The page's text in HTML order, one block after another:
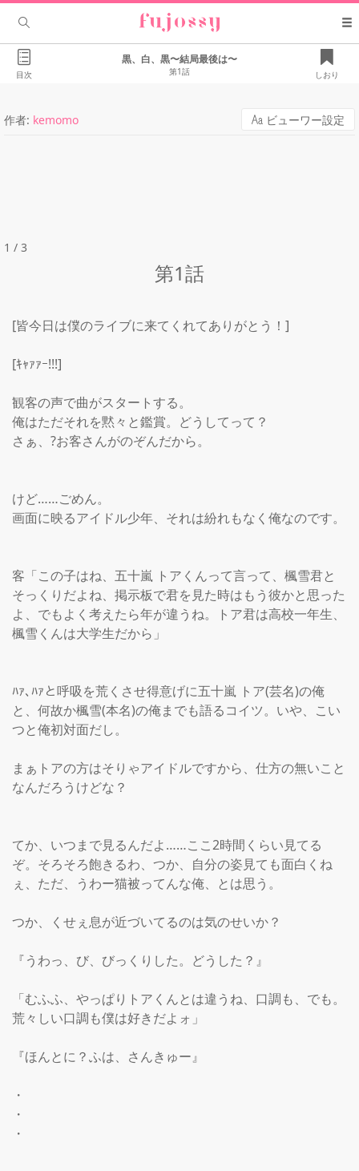
目次
黒、白、黒〜結局最後は〜
第1話 しおり
作者: kemomo ビューワー設定
1 / 3
第1話
[皆今日は僕のライブに来てくれてありがとう！]
[ｷｬｧｧｰ!!!]
観客の声で曲がスタートする。
俺はただそれを黙々と鑑賞。どうしてって？
さぁ、?お客さんがのぞんだから。
けど……ごめん。
画面に映るアイドル少年、それは紛れもなく俺なのです。
客「この子はね、五十嵐 トアくんって言って、楓雪君と
そっくりだよね、掲示板で君を見た時はもう彼かと思った
よ、でもよく考えたら年が違うね。トア君は高校一年生、
楓雪くんは大学生だから」
ﾊｧ､ﾊｧと呼吸を荒くさせ得意げに五十嵐 トア(芸名)の俺
と、何故か楓雪(本名)の俺までも語るコイツ。いや、こい
つと俺初対面だし。
まぁトアの方はそりゃアイドルですから、仕方の無いこと
なんだろうけどな？
てか、いつまで見るんだよ……ここ2時間くらい見てる
ぞ。そろそろ飽きるわ、つか、自分の姿見ても面白くね
ぇ、ただ、うわー猫被ってんな俺、とは思う。
つか、くせぇ息が近づいてるのは気のせいか？
『うわっ、び、びっくりした。どうした？』
「むふふ、やっぱりトアくんとは違うね、口調も、でも。
荒々しい口調も僕は好きだよォ」
『ほんとに？ふは、さんきゅー』
・
・
・